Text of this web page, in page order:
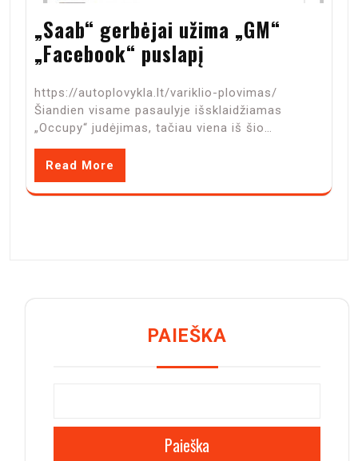
„Saab“ gerbėjai užima „GM“
„Facebook“ puslapį
https://autoplovykla.lt/variklio-plovimas/
Šiandien visame pasaulyje išsklaidžiamas
„Occupy“ judėjimas, tačiau viena iš šio…
Read More
PAIEŠKA
Paieška